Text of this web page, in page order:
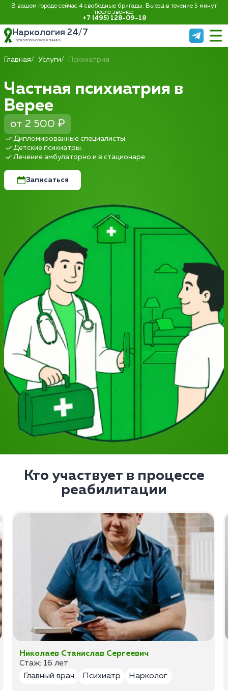
В вашем городе сейчас 4 свободные бригады. Выезд в течение 5 минут
после звонка:
+7 (495) 128-09-18
Наркология 24/7
Наркологическая клиника
Главная Услуги Психиатрия
Частная психиатрия в
Верее
от 2 500 ₽
Дипломированные специалисты.
Детские психиатры.
Лечение амбулаторно и в стационаре.
Записаться
Кто участвует в процессе
реабилитации
Николаев Станислав Сергеевич
Стаж: 16 лет
Главный врач
Психиатр Нарколог